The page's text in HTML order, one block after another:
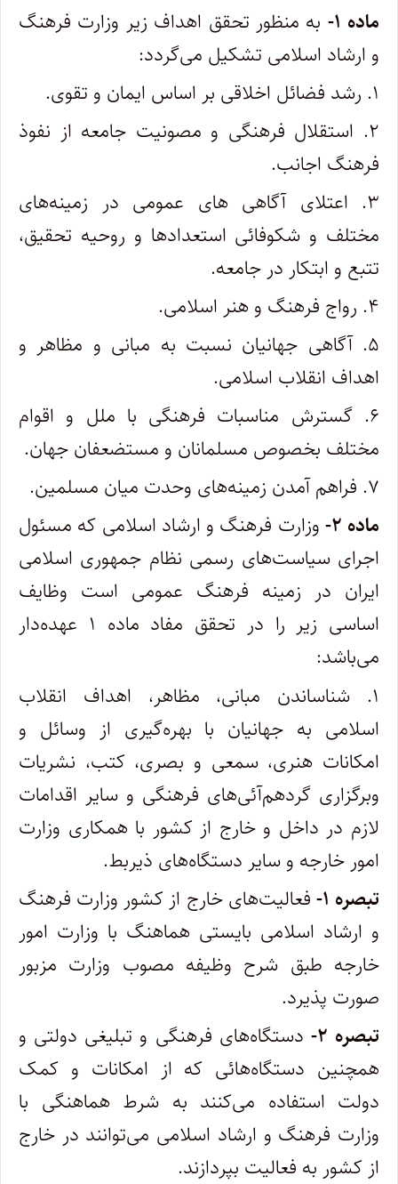
‌ماده ۱-
به منظور تحقق اهداف زیر وزارت فرهنگ
و ارشاد اسلامی تشکیل می‌گردد:
۱. رشد فضائل اخلاقی بر اساس ایمان و تقوی.
۲. استقلال فرهنگی و مصونیت جامعه از نفوذ
فرهنگ اجانب.
۳. اعتلای آگاهی های عمومی در زمینه‌های
مختلف و شکوفائی استعدادها و روحیه تحقیق،
تتبع و ابتکار در جامعه.
۴. رواج فرهنگ و هنر اسلامی.
۵. آگاهی جهانیان نسبت به مبانی و مظاهر و
اهداف انقلاب اسلامی.
۶. گسترش مناسبات فرهنگی با ملل و اقوام
مختلف بخصوص مسلمانان و مستضعفان جهان.
۷. فراهم آمدن زمینه‌های وحدت میان مسلمین.
‌ماده ۲-
وزارت فرهنگ و ارشاد اسلامی که مسئول
اجرای سیاست‌های رسمی نظام جمهوری اسلامی
ایران در زمینه فرهنگ عمومی است وظایف
اساسی زیر را در تحقق مفاد ماده ۱ عهده‌دار
می‌باشد:
۱. شناساندن مبانی، مظاهر، اهداف انقلاب
اسلامی به جهانیان با بهره‌گیری از وسائل و
امکانات هنری، سمعی و بصری، کتب، نشریات
و‌برگزاری گردهم‌آئی‌های فرهنگی و سایر اقدامات
لازم در داخل و خارج از کشور با همکاری وزارت
امور خارجه و سایر دستگاه‌های ذیربط. ‌
‌تبصره ۱-
فعالیت‌های خارج از کشور وزارت فرهنگ
و ارشاد اسلامی بایستی هماهنگ با وزارت امور
خارجه طبق شرح وظیفه مصوب وزارت مزبور
صورت پذیرد.
تبصره ۲-
دستگاه‌های فرهنگی و تبلیغی دولتی و
همچنین دستگاه‌هائی که از امکانات و کمک
دولت استفاده می‌کنند به شرط هماهنگی با
وزارت فرهنگ و ارشاد اسلامی می‌توانند در خارج
از کشور به فعالیت بپردازند.